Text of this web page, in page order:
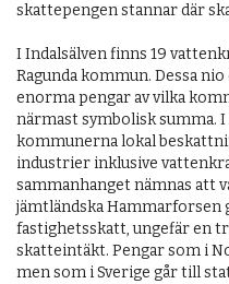
skattepengen stannar där
I Indalsälven finns 19
Ragunda kommun. Dessa
enorma pengar av vilka
närmast symbolisk summa.
kommunerna lokal
industrier inklusive
sammanhanget nämnas att
jämtländska Hammarforsen
fastighetsskatt, ungefär en
skatteintäkt. Pengar som i
men som i Sverige går till